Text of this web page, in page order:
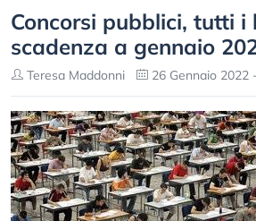
Concorsi pubblici, tutti i
scadenza a gennaio
Teresa Maddonni 26 Gennaio 2022